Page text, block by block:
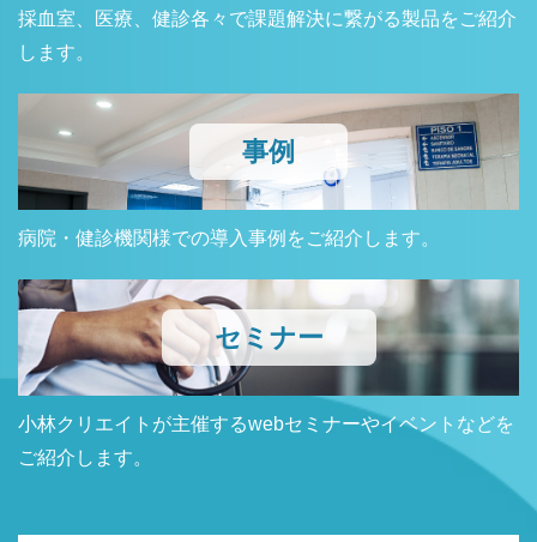
採血室、医療、健診各々で課題解決に繋がる製品をご紹介
します。
事例
病院・健診機関様での導入事例をご紹介します。
セミナー
小林クリエイトが主催するwebセミナーやイベントなどを
ご紹介します。